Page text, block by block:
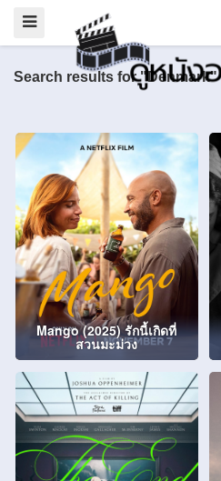
Search results for "Denmark"
Mango (2025) รักนี้เกิดที่
สวนมะม่วง